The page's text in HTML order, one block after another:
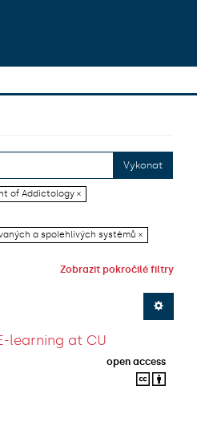
Vykonat
of Addictology ×
a spolehlivých systémů ×
Zobrazit pokročilé filtry
learning at CU
open access